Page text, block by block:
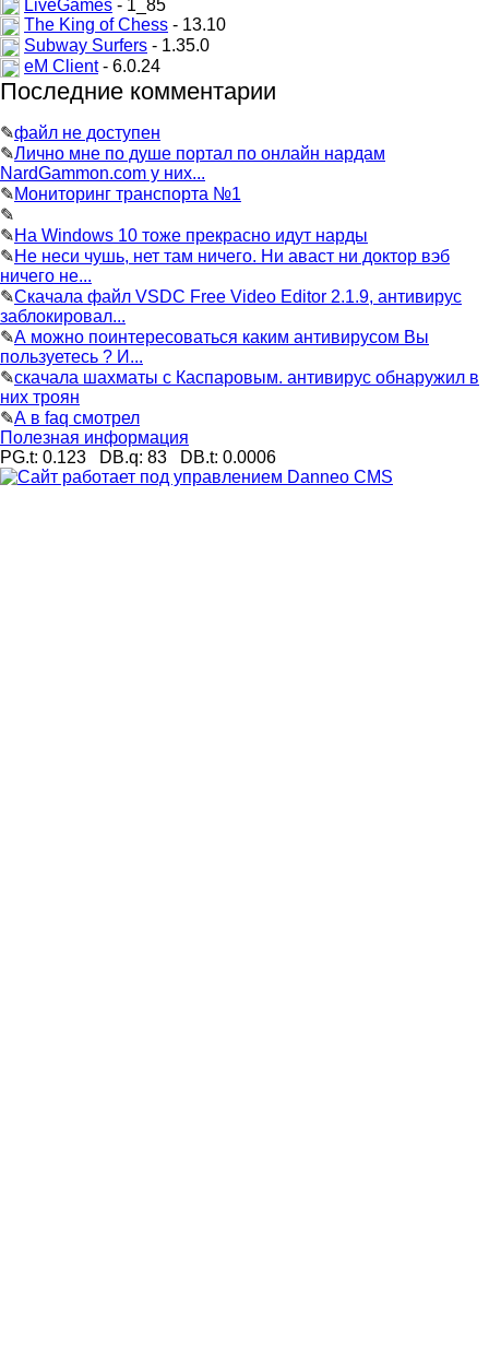
LiveGames - 1_85
The King of Chess - 13.10
Subway Surfers - 1.35.0
eM Client- 6.0.24
Последние комментарии
✎файл не доступен
✎Лично мне по душе портал по онлайн нардам
NardGammon.com у них...
✎Мониторинг транспорта №1
✎
✎На Windows 10 тоже прекрасно идут нарды
✎Не неси чушь, нет там ничего. Ни аваст ни доктор вэб
ничего не...
✎Скачала файл VSDC Free Video Editor 2.1.9, антивирус
заблокировал...
✎А можно поинтересоваться каким антивирусом Вы
пользуетесь ? И...
✎скачала шахматы с Каспаровым. антивирус обнаружил в
них троян
✎А в faq смотрел
Полезная информация
PG.t: 0.123 DB.q: 83 DB.t: 0.0006